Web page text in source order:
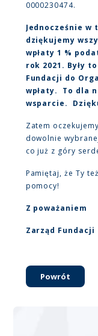
0000230474.
Jednocześnie w
dziękujemy
wpłaty 1 %
rok 2021. Były
Fundacji do
wpłaty. To dla
wsparcie.
Zatem
dowolnie
co już z góry
Pamiętaj, że Ty
pomocy!
Z poważaniem
Zarząd Fundacji
Powrót